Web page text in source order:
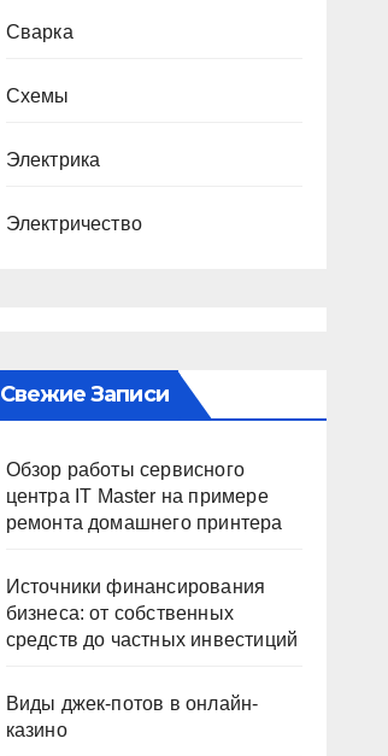
Сварка
Схемы
Электрика
Электричество
Свежие Записи
Обзор работы сервисного
центра IT Master на примере
ремонта домашнего принтера
Источники финансирования
бизнеса: от собственных
средств до частных инвестиций
Виды джек-потов в онлайн-
казино